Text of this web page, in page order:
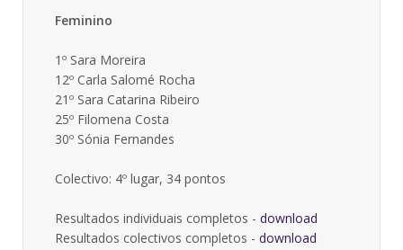
Feminino
1º Sara Moreira
12º Carla Salomé Rocha
21º Sara Catarina Ribeiro
25º Filomena Costa
30º Sónia Fernandes
Colectivo: 4º lugar, 34 pontos
Resultados individuais completos - download
Resultados colectivos completos - download